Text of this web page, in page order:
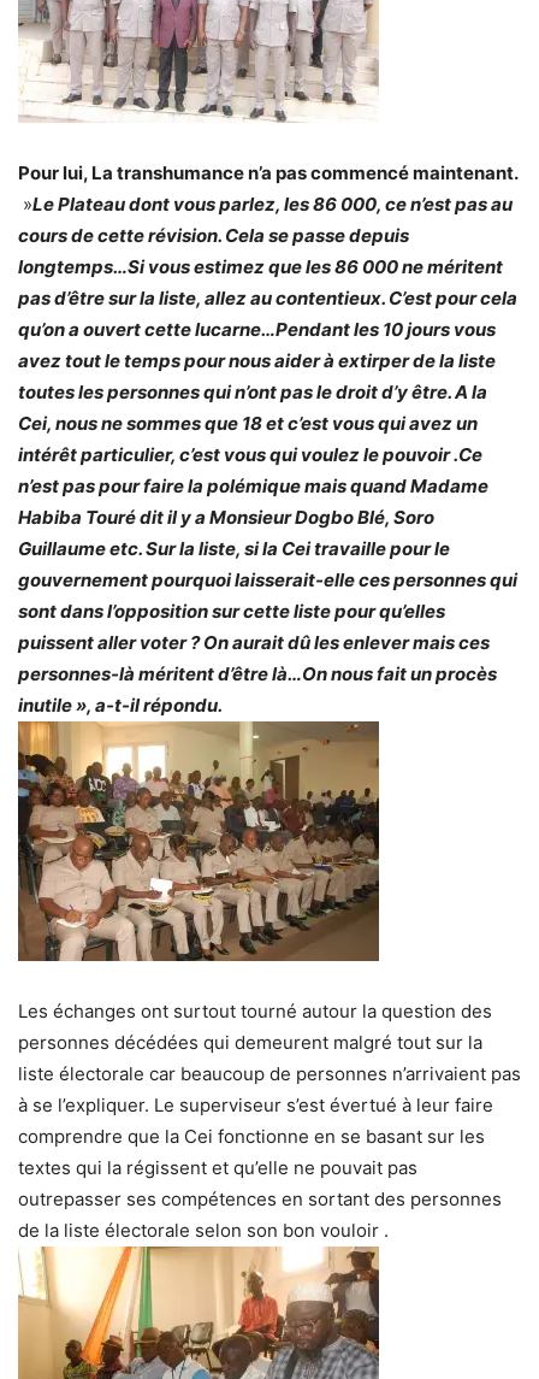
Pour lui, La transhumance n’a pas commencé maintenant.
»Le Plateau dont vous parlez, les 86 000, ce n’est pas au
cours de cette révision. Cela se passe depuis
longtemps…Si vous estimez que les 86 000 ne méritent
pas d’être sur la liste, allez au contentieux. C’est pour cela
qu’on a ouvert cette lucarne…Pendant les 10 jours vous
avez tout le temps pour nous aider à extirper de la liste
toutes les personnes qui n’ont pas le droit d’y être. A la
Cei, nous ne sommes que 18 et c’est vous qui avez un
intérêt particulier, c’est vous qui voulez le pouvoir .Ce
n’est pas pour faire la polémique mais quand Madame
Habiba Touré dit il y a Monsieur Dogbo Blé, Soro
Guillaume etc. Sur la liste, si la Cei travaille pour le
gouvernement pourquoi laisserait-elle ces personnes qui
sont dans l’opposition sur cette liste pour qu’elles
puissent aller voter ? On aurait dû les enlever mais ces
personnes-là méritent d’être là…On nous fait un procès
inutile », a-t-il répondu.
Les échanges ont surtout tourné autour la question des
personnes décédées qui demeurent malgré tout sur la
liste électorale car beaucoup de personnes n’arrivaient pas
à se l’expliquer. Le superviseur s’est évertué à leur faire
comprendre que la Cei fonctionne en se basant sur les
textes qui la régissent et qu’elle ne pouvait pas
outrepasser ses compétences en sortant des personnes
de la liste électorale selon son bon vouloir .